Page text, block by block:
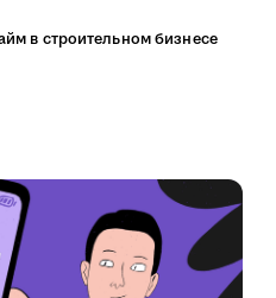
в строительном бизнесе